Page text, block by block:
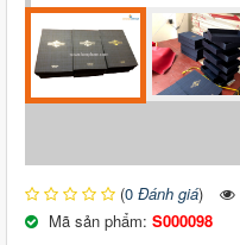
(0 Đánh giá)
Mã sản phẩm: S000098